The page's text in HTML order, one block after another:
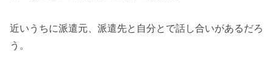
近いうちに派遣元、派遣先と自分とで話し合いがあるだろ
う。